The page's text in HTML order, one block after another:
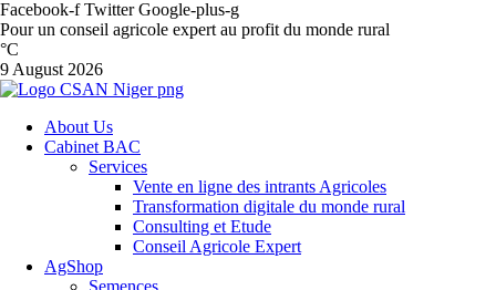
Facebook-f Twitter Google-plus-g
Pour un conseil agricole expert au profit du monde rural
°C
9 August 2026
About Us
Cabinet BAC
Services
Vente en ligne des intrants Agricoles
Transformation digitale du monde rural
Consulting et Etude
Conseil Agricole Expert
AgShop
Semences